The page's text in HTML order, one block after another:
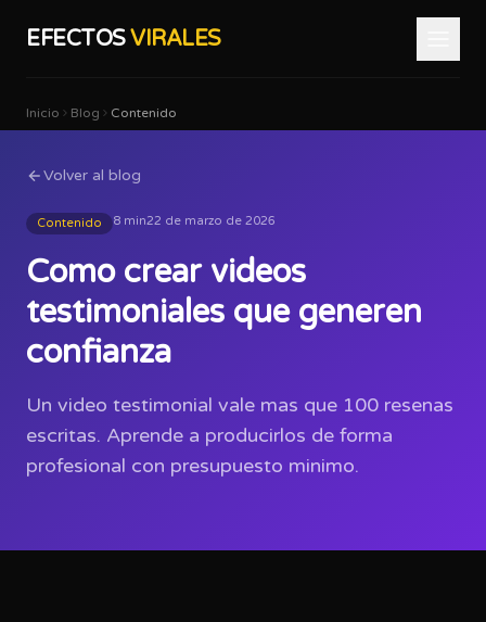
EFECTOSVIRALES
Inicio Blog Contenido
Volver al blog
Contenido 8 min22 de marzo de 2026
Como crear videos
testimoniales que generen
confianza
Un video testimonial vale mas que 100 resenas
escritas. Aprende a producirlos de forma
profesional con presupuesto minimo.